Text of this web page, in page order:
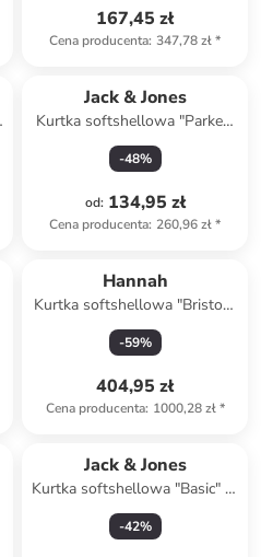
167,45 zł
Cena producenta: 347,78 zł*
Jack & Jones
Kurtka softshellowa "Parker"
w kolorze czarnym
-48%
od: 134,95 zł
Cena producenta: 260,96 zł*
Hannah
Kurtka softshellowa "Briston"
w kolorze granatowym
-59%
404,95 zł
Cena producenta: 1000,28 zł*
Jack & Jones
Kurtka softshellowa "Basic" w
kolorze kremowym
-42%